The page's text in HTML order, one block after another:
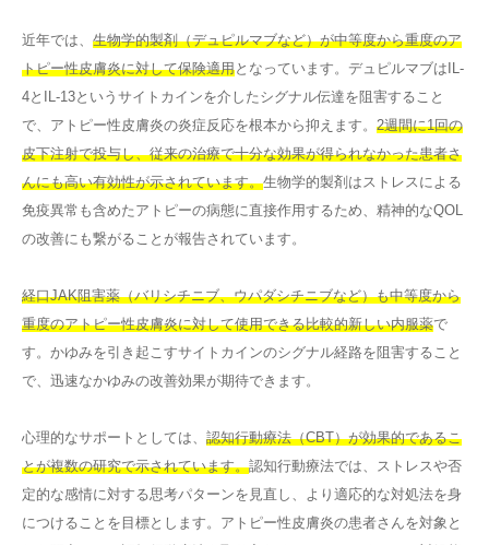
近年では、 生物学的製剤（デュピルマブなど）が中等度から重度のア
トピー性皮膚炎に対して保険適用となっています。デュピルマブはIL-
4とIL-13というサイトカインを介したシグナル伝達を阻害すること
で、アトピー性皮膚炎の炎症反応を根本から抑えます。 2週間に1回の
皮下注射で投与し、従来の治療で十分な効果が得られなかった患者さ
んにも高い有効性が示されています。生物学的製剤はストレスによる
免疫異常も含めたアトピーの病態に直接作用するため、精神的なQOL
の改善にも繋がることが報告されています。
経口JAK阻害薬（バリシチニブ、ウパダシチニブなど）も中等度から
重度のアトピー性皮膚炎に対して使用できる比較的新しい内服薬で
す。かゆみを引き起こすサイトカインのシグナル経路を阻害すること
で、迅速なかゆみの改善効果が期待できます。
心理的なサポートとしては、 認知行動療法（CBT）が効果的であるこ
とが複数の研究で示されています。認知行動療法では、ストレスや否
定的な感情に対する思考パターンを見直し、より適応的な対処法を身
につけることを目標とします。アトピー性皮膚炎の患者さんを対象と